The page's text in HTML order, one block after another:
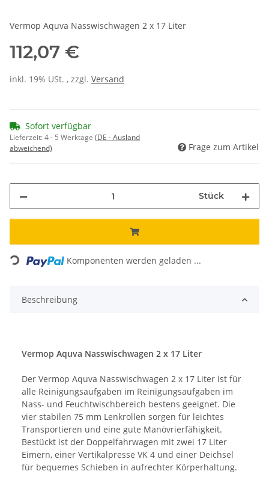
Vermop Aquva Nasswischwagen 2 x 17 Liter
112,07 €
inkl. 19% USt. , zzgl. Versand
Sofort verfügbar
Lieferzeit:4 - 5 Werktage (DE - Ausland
abweichend)
Frage zum Artikel
Stück
Loading... Komponenten werden geladen ...
Beschreibung
Vermop Aquva Nasswischwagen 2 x 17 Liter
Der Vermop Aquva Nasswischwagen 2 x 17 Liter ist für
alle Reinigungsaufgaben im Reinigungsaufgaben im
Nass- und Feuchtwischbereich bestens geeignet. Die
vier stabilen 75 mm Lenkrollen sorgen für leichtes
Transportieren und eine gute Manövrierfähigkeit.
Bestückt ist der Doppelfahrwagen mit zwei 17 Liter
Eimern, einer Vertikalpresse VK 4 und einer Deichsel
für bequemes Schieben in aufrechter Körperhaltung.